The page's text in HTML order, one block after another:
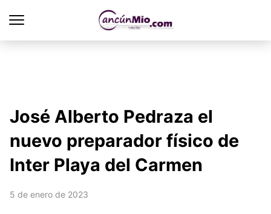
José Alberto Pedraza el
nuevo preparador físico de
Inter Playa del Carmen
5 de enero de 2023